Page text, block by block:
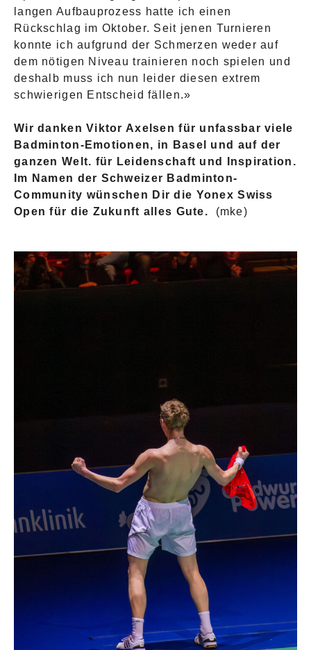
langen Aufbauprozess hatte ich einen
Rückschlag im Oktober. Seit jenen Turnieren
konnte ich aufgrund der Schmerzen weder auf
dem nötigen Niveau trainieren noch spielen und
deshalb muss ich nun leider diesen extrem
schwierigen Entscheid fällen.»
Wir danken Viktor Axelsen für unfassbar viele
Badminton-Emotionen, in Basel und auf der
ganzen Welt. für Leidenschaft und Inspiration.
Im Namen der Schweizer Badminton-
Community wünschen Dir die Yonex Swiss
Open für die Zukunft alles Gute. (mke)